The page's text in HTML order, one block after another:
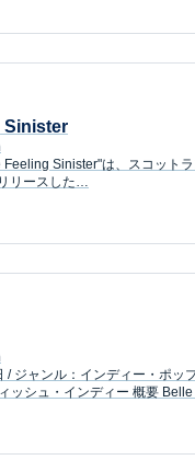
Sinister
Feeling Sinister"は、スコット
リースした…
/ ジャンル：インディー・ポッ
ッシュ・インディー 概要